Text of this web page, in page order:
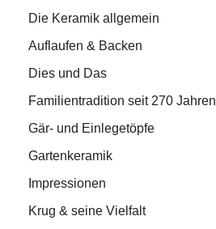
Die Keramik allgemein
Auflaufen & Backen
Dies und Das
Familientradition seit 270 Jahren
Gär- und Einlegetöpfe
Gartenkeramik
Impressionen
Krug & seine Vielfalt